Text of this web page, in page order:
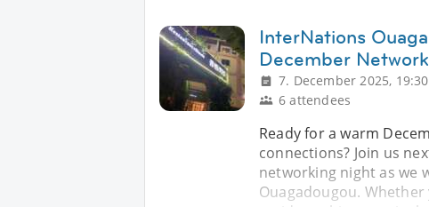
InterNations
December
7. December 2025, 19:30
6 attendees
Ready for a warm
connections? Join us
networking night as we
Ouagadougou.